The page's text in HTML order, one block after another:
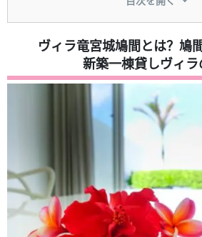
3号室｜浴槽付きでゆったり く
2.4.4号室｜オーシャンビュー＆ ロ
ヴィラ竜宮城鳩間の料金・予約方法
3.1.
宿泊料金の目安
予約できるサイト一覧
3.3.チェックイン・チェックアウト
ヴィラ竜宮城鳩間への アクセス方法
石垣島からのフェリーでの行き方
鳩間港からヴィラまでの道のり
ヴィラ竜宮城鳩間に 泊まってできるこ
5.1.鳩間島のビーチでシュノーケリン
5.2.満天の星空観察
5.3.島内散策・のんびり島時間を楽し
6. ヴィラ竜宮城鳩間に関する よくある質
摘要
ヴィラ竜宮城鳩間とは？鳩
新築一棟貸しヴィ